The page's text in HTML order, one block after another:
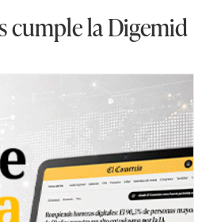
cumple la Digemid